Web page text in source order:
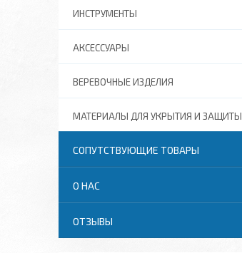
ИНСТРУМЕНТЫ
АКСЕССУАРЫ
ВЕРЕВОЧНЫЕ ИЗДЕЛИЯ
МАТЕРИАЛЫ ДЛЯ УКРЫТИЯ И ЗАЩИТЫ
СОПУТСТВУЮЩИЕ ТОВАРЫ
О НАС
ОТЗЫВЫ